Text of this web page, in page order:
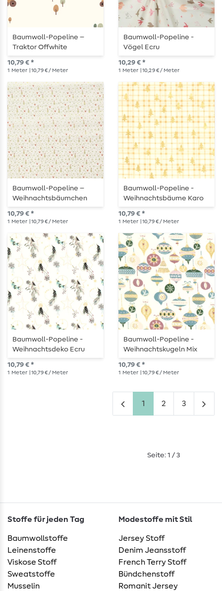
Baumwoll-Popeline –
Traktor Offwhite
10,79 € *
1 Meter | 10,79 € / Meter
Baumwoll-Popeline -
Vögel Ecru
10,29 € *
1 Meter | 10,29 € / Meter
Baumwoll-Popeline –
Weihnachtsbäumchen
Gold Weiß
10,79 € *
1 Meter | 10,79 € / Meter
Baumwoll-Popeline -
Weihnachtsbäume Karo
Wollweiß Gold
10,79 € *
1 Meter | 10,79 € / Meter
Baumwoll-Popeline -
Weihnachtsdeko Ecru
Gold
10,79 € *
1 Meter | 10,79 € / Meter
Baumwoll-Popeline -
Weihnachtskugeln Mix
Ecru Gold
10,79 € *
1 Meter | 10,79 € / Meter
1 2 3
Seite: 1 / 3
Stoffe für jeden Tag
Baumwollstoffe
Leinenstoffe
Viskose Stoff
Sweatstoffe
Musselin
Modestoffe mit Stil
Jersey Stoff
Denim Jeansstoff
French Terry Stoff
Bündchenstoff
Romanit Jersey